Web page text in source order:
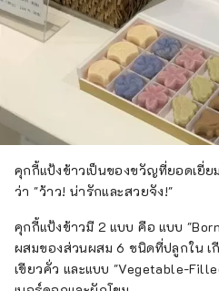
คุกกี้แป้งข้าวเป็นของขวัญที่ยอดเยี่ย
ว่า "ว้าว! น่ารักและสวยจัง!"
คุกกี้แป้งข้าวมี 2 แบบ คือ แบบ
ผสมของส่วนผสม 6 ชนิดที่ปลูกใน เ
เขียวคั่ว และแบบ "Vegetable-